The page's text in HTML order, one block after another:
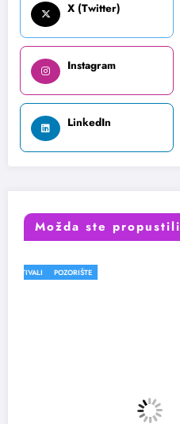
X (Twitter)
Instagram
LinkedIn
Možda ste propustili
FESTIVALI